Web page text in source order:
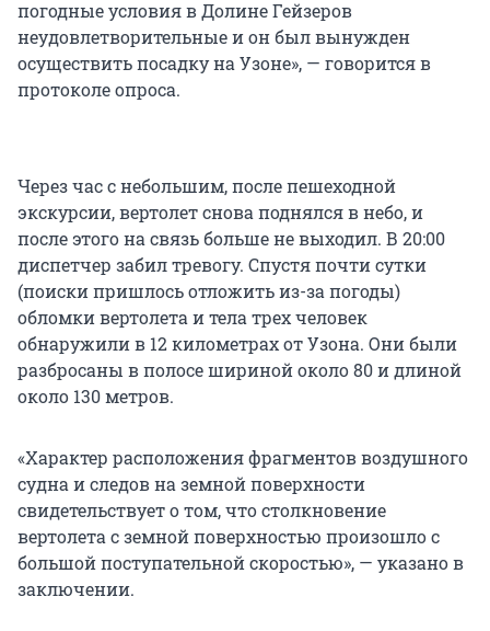
погодные условия в Долине Гейзеров
неудовлетворительные и он был вынужден
осуществить посадку на Узоне», — говорится в
протоколе опроса.
Через час с небольшим, после пешеходной
экскурсии, вертолет снова поднялся в небо, и
после этого на связь больше не выходил. В 20:00
диспетчер забил тревогу. Спустя почти сутки
(поиски пришлось отложить из-за погоды)
обломки вертолета и тела трех человек
обнаружили в 12 километрах от Узона. Они были
разбросаны в полосе шириной около 80 и длиной
около 130 метров.
«Характер расположения фрагментов воздушного
судна и следов на земной поверхности
свидетельствует о том, что столкновение
вертолета с земной поверхностью произошло с
большой поступательной скоростью», — указано в
заключении.